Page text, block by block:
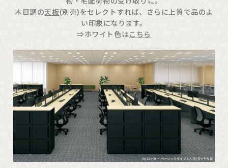
木目調の天板(別売)をセレクトすれば、さらに上質で品のよ
い印象になります。
⇒ホワイト色はこちら